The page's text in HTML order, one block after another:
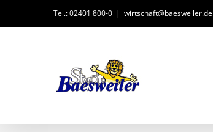
Inhalt
Tel.: 02401 800-0 | wirtschaft@baesweiler.de